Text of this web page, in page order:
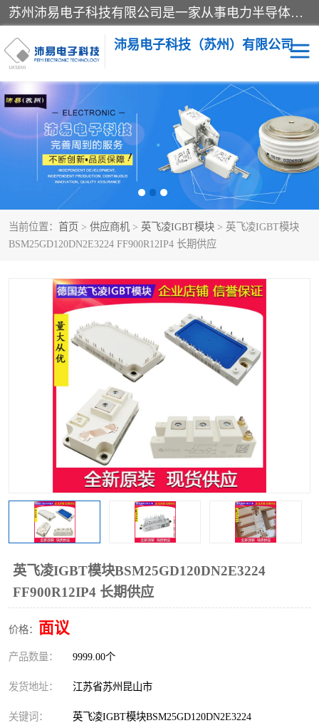
苏州沛易电子科技有限公司是一家从事电力半导体器件和电子元器件的专业代理及分销商，产品包括：IGBT模块、IPM模块、PIM模块、二极管、三极管、可控硅、整流桥、IGBT单管、IGBT电路驱动板、GTR达林顿模块、快恢复二极管、肖特基二极管、熔断器、IC集成电路、快速熔断器等。
沛易电子科技（苏州）有限公司
当前位置： 首页 > 供应商机 > 英飞凌IGBT模块 > 英飞凌IGBT模块
BSM25GD120DN2E3224 FF900R12IP4 长期供应
英飞凌IGBT模块BSM25GD120DN2E3224
FF900R12IP4 长期供应
价格： 面议
产品数量： 9999.00个
发货地址： 江苏省苏州昆山市
关键词： 英飞凌IGBT模块BSM25GD120DN2E3224
西门康 英飞凌
快恢复二极管 英飞凌IGBT模块
英飞凌可控硅模块 IXYS艾赛斯可控硅
SEMIKRON西门康IGBT SEMIKRON西门康可控硅
器
MOS管场效应管 晶闸管